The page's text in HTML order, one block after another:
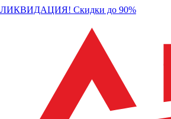
ЛИКВИДАЦИЯ! Скидки до 90%